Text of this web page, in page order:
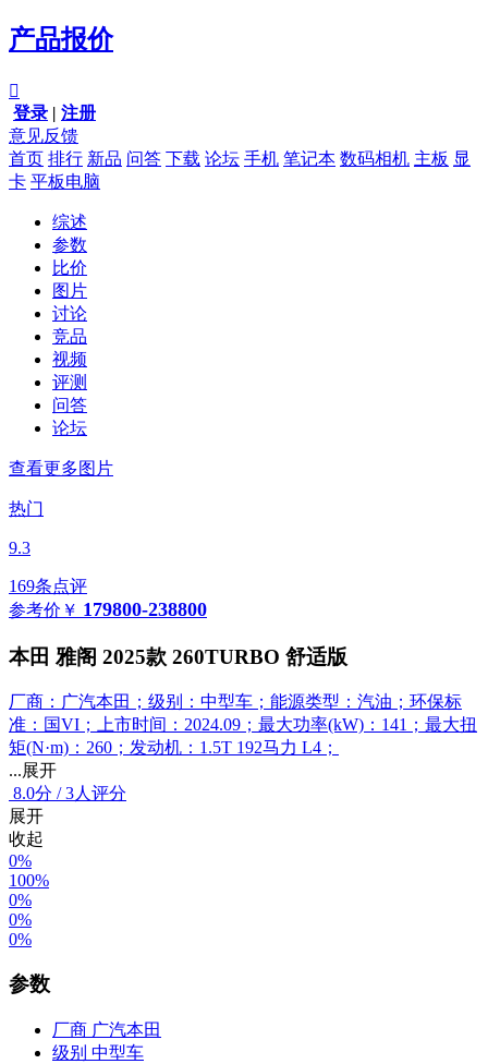
产品报价

登录 | 注册
意见反馈
首页 排行 新品 问答 下载 论坛 手机 笔记本 数码相机 主板 显
卡 平板电脑
综述
参数
比价
图片
讨论
竞品
视频
评测
问答
论坛
查看更多图片
热门
9.3
169条点评
参考价 ￥ 179800-238800
本田 雅阁 2025款 260TURBO 舒适版
厂商：广汽本田；级别：中型车；能源类型：汽油；环保标
准：国VI；上市时间：2024.09；最大功率(kW)：141；最大扭
矩(N·m)：260；发动机：1.5T 192马力 L4；
...展开
8.0分 /3人评分
展开
收起
0%
100%
0%
0%
0%
参数
厂商 广汽本田
级别 中型车